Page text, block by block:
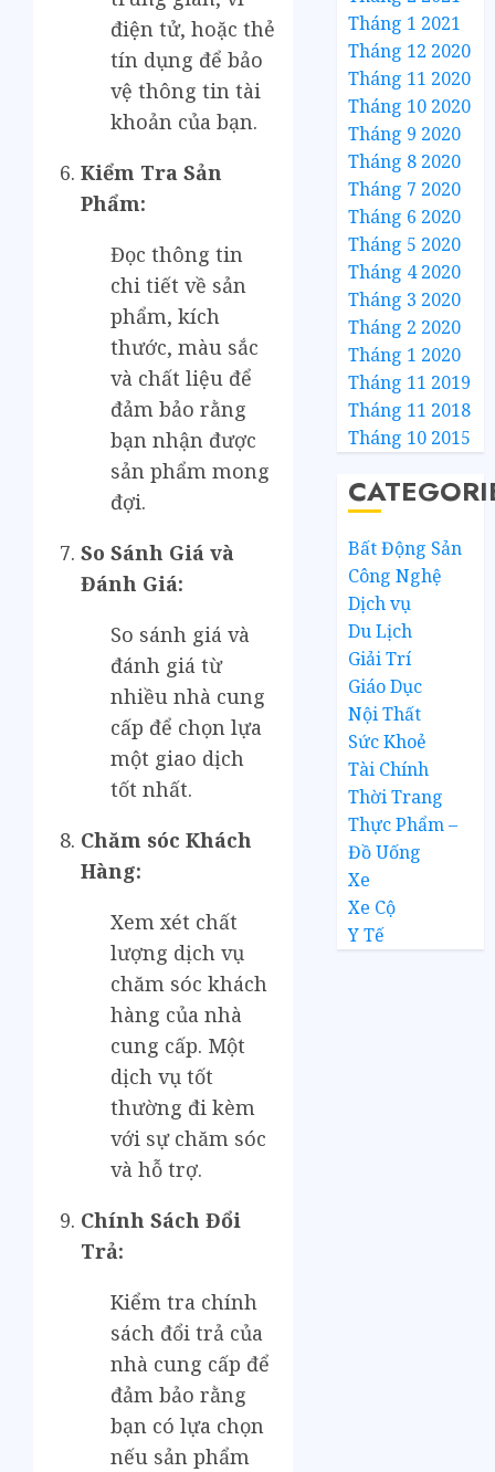
điện tử, hoặc thẻ
tín dụng để bảo
vệ thông tin tài
khoản của bạn.
Kiểm Tra Sản
Phẩm:
Đọc thông tin
chi tiết về sản
phẩm, kích
thước, màu sắc
và chất liệu để
đảm bảo rằng
bạn nhận được
sản phẩm mong
đợi.
So Sánh Giá và
Đánh Giá:
So sánh giá và
đánh giá từ
nhiều nhà cung
cấp để chọn lựa
một giao dịch
tốt nhất.
Chăm sóc Khách
Hàng:
Xem xét chất
lượng dịch vụ
chăm sóc khách
hàng của nhà
cung cấp. Một
dịch vụ tốt
thường đi kèm
với sự chăm sóc
và hỗ trợ.
Chính Sách Đổi
Trả:
Kiểm tra chính
sách đổi trả của
nhà cung cấp để
đảm bảo rằng
bạn có lựa chọn
nếu sản phẩm
Tháng 1 2021
Tháng 12 2020
Tháng 11 2020
Tháng 10 2020
Tháng 9 2020
Tháng 8 2020
Tháng 7 2020
Tháng 6 2020
Tháng 5 2020
Tháng 4 2020
Tháng 3 2020
Tháng 2 2020
Tháng 1 2020
Tháng 11 2019
Tháng 11 2018
Tháng 10 2015
Bất Động Sản
Công Nghệ
Dịch vụ
Du Lịch
Giải Trí
Giáo Dục
Nội Thất
Sức Khoẻ
Tài Chính
Thời Trang
Thực Phẩm –
Đồ Uống
Xe
Xe Cộ
Y Tế